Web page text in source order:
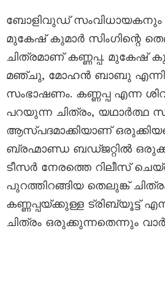
ബോളിവുഡ് സംവിധായകനും
മുകേഷ് കുമാർ സിംഗിന്റെ
ചിത്രമാണ് കണ്ണപ്പ. മുകേഷ്
മഞ്ചു, മോഹൻ ബാബു
സംഭാഷണം. കണ്ണപ്പ എന്ന
പറയുന്ന ചിത്രം, യഥാർത്ഥ
ആസ്പദമാക്കിയാണ്
ബ്രഹ്മാണ്ഡ ബഡ്ജറ്റിൽ
ടീസർ നേരത്തെ റിലീസ്
പുറത്തിറങ്ങിയ തെലുങ്ക്
കണ്ണപ്പയ്ക്കുള്ള ട്രിബ്യൂട്ട്
ചിത്രം ഒരുക്കുന്നതെന്നും